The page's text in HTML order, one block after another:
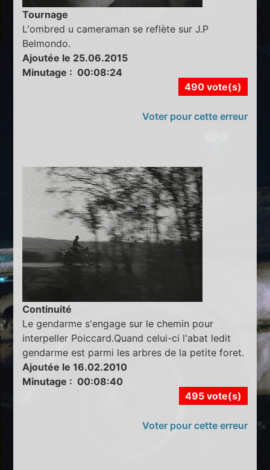
Tournage
L'ombred u cameraman se reflète sur J.P
Belmondo.
Ajoutée le 25.06.2015
Minutage : 00:08:24
490 vote(s)
Voter pour cette erreur
Continuité
Le gendarme s'engage sur le chemin pour
interpeller Poiccard.Quand celui-ci l'abat ledit
gendarme est parmi les arbres de la petite foret.
Ajoutée le 16.02.2010
Minutage : 00:08:40
495 vote(s)
Voter pour cette erreur